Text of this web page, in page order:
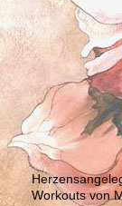
Workouts von